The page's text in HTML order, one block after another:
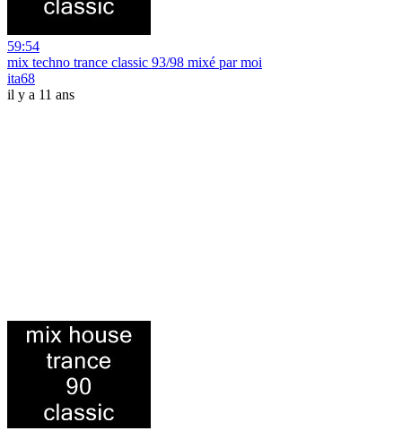
59:54
mix techno trance classic 93/98 mixé par moi
ita68
il y a 11 ans